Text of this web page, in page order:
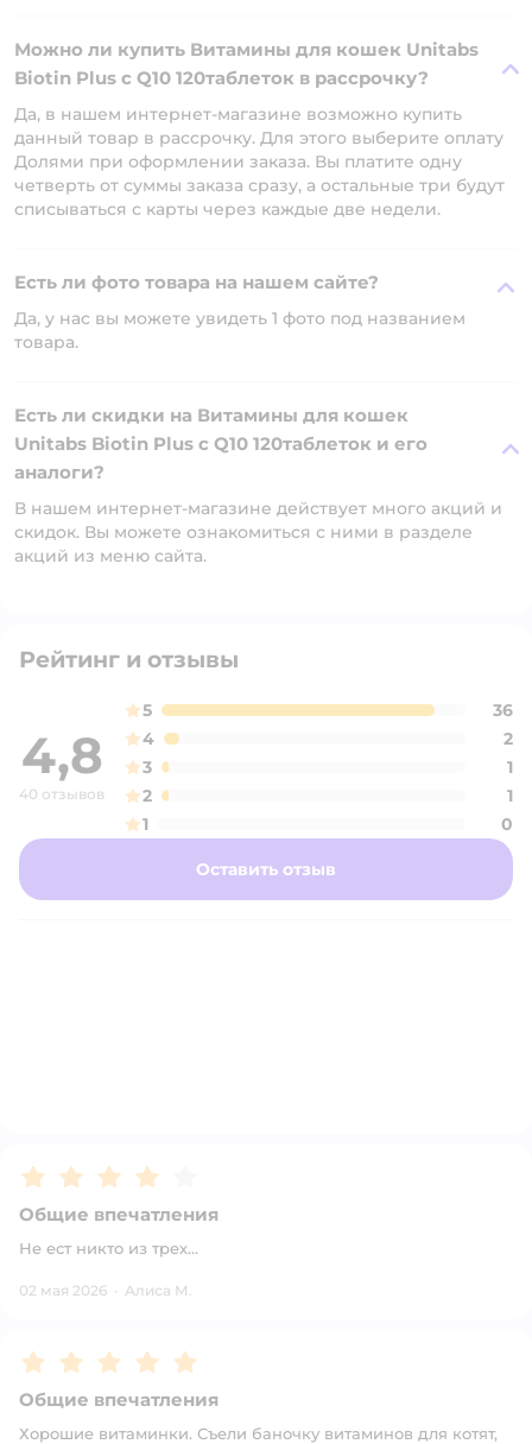
Можно ли купить Витамины для кошек Unitabs
Biotin Plus с Q10 120таблеток в рассрочку?
Да, в нашем интернет-магазине возможно купить
данный товар в рассрочку. Для этого выберите оплату
Долями при оформлении заказа. Вы платите одну
четверть от суммы заказа сразу, а остальные три будут
списываться с карты через каждые две недели.
Есть ли фото товара на нашем сайте?
Да, у нас вы можете увидеть 1 фото под названием
товара.
Есть ли скидки на Витамины для кошек
Unitabs Biotin Plus с Q10 120таблеток и его
аналоги?
В нашем интернет-магазине действует много акций и
скидок. Вы можете ознакомиться с ними в разделе
акций из меню сайта.
Рейтинг и отзывы
4,8
40 отзывов
5
36
4
2
3
1
2
1
1
0
Оставить отзыв
Рейтинг:4
Общие впечатления
Не ест никто из трех...
02 мая 2026 · Алиса М.
Рейтинг:5
Общие впечатления
Хорошие витаминки. Съели баночку витаминов для котят,